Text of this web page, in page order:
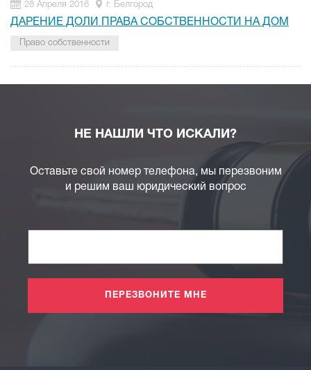
28 Апреля 2016 г. Белгород
ДАРЕНИЕ ДОЛИ ПРАВА СОБСТВЕННОСТИ НА ДОМ
Право собственности
НЕ НАШЛИ ЧТО ИСКАЛИ?
Оставьте свой номер телефона, мы перезвоним
и решим ваш юридический вопрос
ПЕРЕЗВОНИТЕ МНЕ